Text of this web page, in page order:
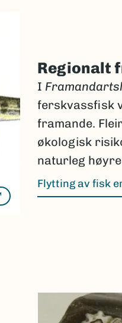
Regionalt
I
ferskvassfisk
framande.
økologisk
naturleg
Flytting av fisk